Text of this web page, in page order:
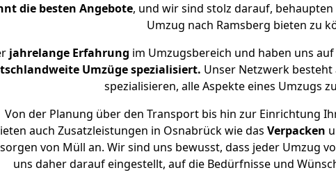
die besten Angebote, und wir sind stolz darauf,
Umzug nach Ramsberg bieten zu
jahrelange Erfahrung im Umzugsbereich und haben uns
Umzüge spezialisiert. Unser Netzwerk
spezialisieren, alle Aspekte eines Umzugs
Von der Planung über den Transport bis hin zur Einrichtung
auch Zusatzleistungen in Osnabrück wie das Verpacken
von Müll an. Wir sind uns bewusst, dass jeder Umzug
uns daher darauf eingestellt, auf die Bedürfnisse und